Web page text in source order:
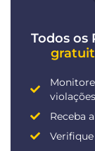
Todos os
Receba